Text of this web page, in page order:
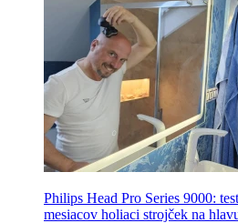
Philips Head Pro Series 9000:
mesiacov holiaci strojček na